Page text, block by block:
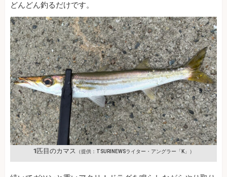
どんどん釣るだけです。
1匹目のカマス （提供：TSURINEWSライター・アングラー「K」）